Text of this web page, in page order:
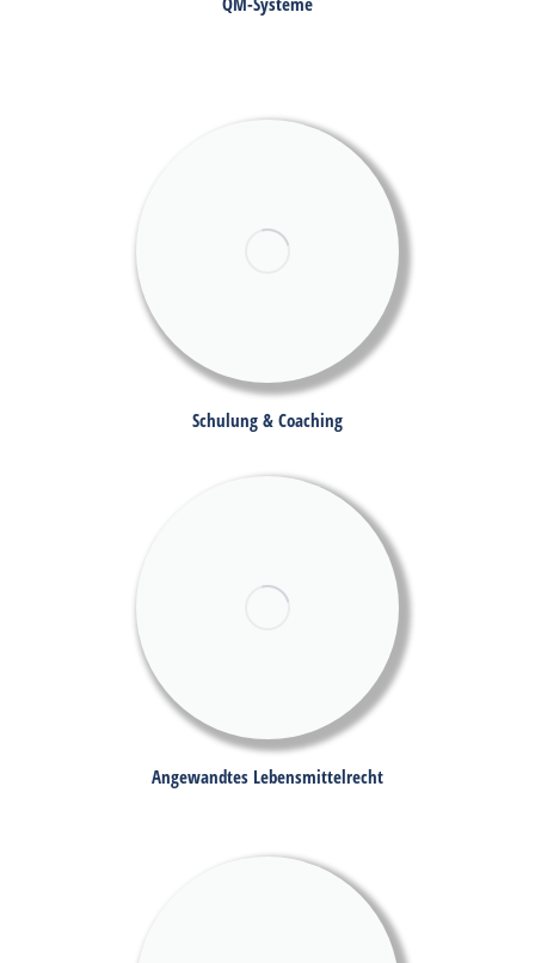
Schulung & Coaching
Angewandtes Lebensmittelrecht